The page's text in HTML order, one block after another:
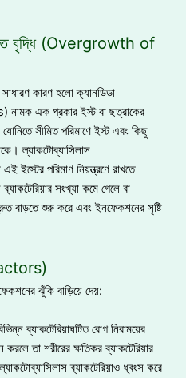
বৃদ্ধি (Overgrowth of
কারণ হলো ক্যানডিডা
এক প্রকার ইস্ট বা ছত্রাকের
সীমিত পরিমাণে ইস্ট এবং কিছু
ল্যাকটোব্যাসিলাস
পরিমাণ নিয়ন্ত্রণে রাখতে
সংখ্যা কমে গেলে বা
বাড়তে শুরু করে এবং ইনফেকশনের সৃষ্টি
ঝুঁকি বাড়িয়ে দেয়:
ব্যাকটেরিয়াঘটিত রোগ নিরাময়ের
করলে তা শরীরের ক্ষতিকর ব্যাকটেরিয়ার
ব্যাকটেরিয়াও ধ্বংস করে